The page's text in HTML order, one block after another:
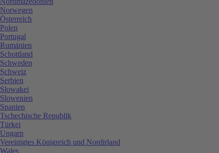
Norwegen
Österreich
Polen
Portugal
Rumänien
Schottland
Schweden
Schweiz
Serbien
Slowakei
Slowenien
Spanien
Tschechische Republik
Türkei
Ungarn
Vereinigtes Königreich und Nordirland
Wales